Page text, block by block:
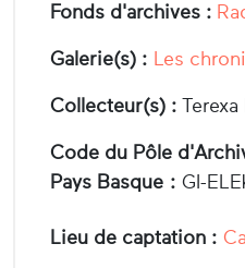
Fonds d'archives :
Galerie(s) : Les
Collecteur(s) :
Code du Pôle
Pays Basque : GI-
Lieu de captation :